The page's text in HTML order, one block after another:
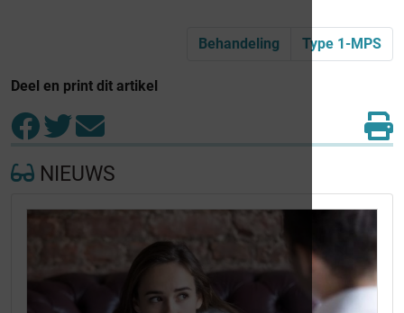
Behandeling Type 1-MPS
Deel en print dit artikel
NIEUWS